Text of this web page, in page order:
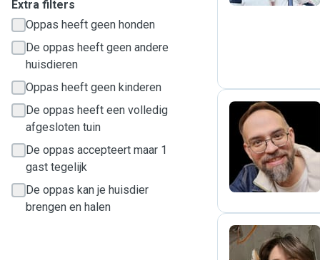
Extra filters
Oppas heeft geen honden
De oppas heeft geen andere
huisdieren
Oppas heeft geen kinderen
De oppas heeft een volledig
afgesloten tuin
De oppas accepteert maar 1
gast tegelijk
De oppas kan je huisdier
brengen en halen
D